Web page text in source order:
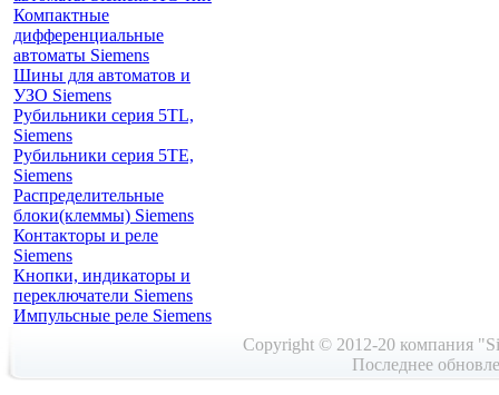
Компактные
дифференциальные
автоматы Siemens
Шины для автоматов и
УЗО Siemens
Рубильники серия 5TL,
Siemens
Рубильники серия 5TE,
Siemens
Распределительные
блоки(клеммы) Siemens
Контакторы и реле
Siemens
Кнопки, индикаторы и
переключатели Siemens
Импульсные реле Siemens
Copyright © 2012-20 компания
Последнее